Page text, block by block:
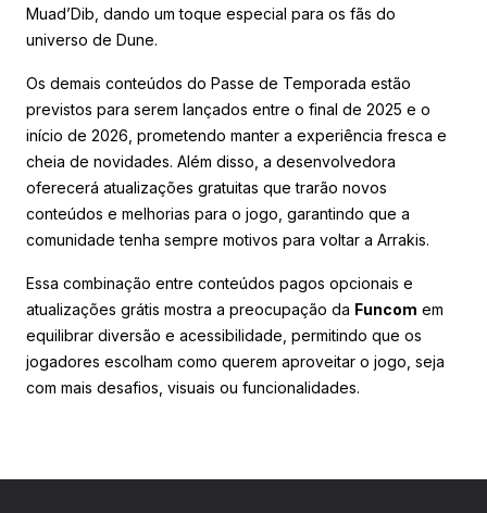
Muad’Dib, dando um toque especial para os fãs do
universo de Dune.
Os demais conteúdos do Passe de Temporada estão
previstos para serem lançados entre o final de 2025 e o
início de 2026, prometendo manter a experiência fresca e
cheia de novidades. Além disso, a desenvolvedora
oferecerá atualizações gratuitas que trarão novos
conteúdos e melhorias para o jogo, garantindo que a
comunidade tenha sempre motivos para voltar a Arrakis.
Essa combinação entre conteúdos pagos opcionais e
atualizações grátis mostra a preocupação da Funcom em
equilibrar diversão e acessibilidade, permitindo que os
jogadores escolham como querem aproveitar o jogo, seja
com mais desafios, visuais ou funcionalidades.